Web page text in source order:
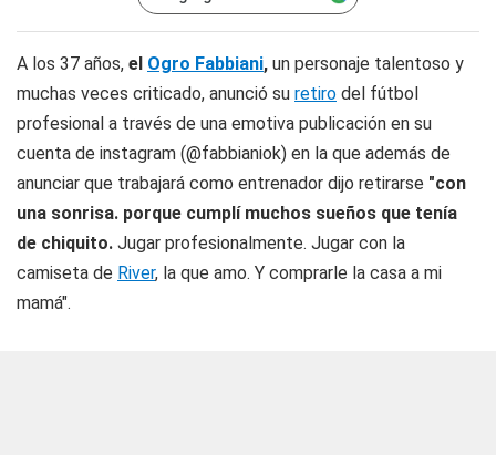
A los 37 años, el Ogro Fabbiani, un personaje talentoso y
muchas veces criticado, anunció su retiro del fútbol
profesional a través de una emotiva publicación en su
cuenta de instagram (@fabbianiok) en la que además de
anunciar que trabajará como entrenador dijo retirarse "con
una sonrisa. porque cumplí muchos sueños que tenía
de chiquito. Jugar profesionalmente. Jugar con la
camiseta de River, la que amo. Y comprarle la casa a mi
mamá".